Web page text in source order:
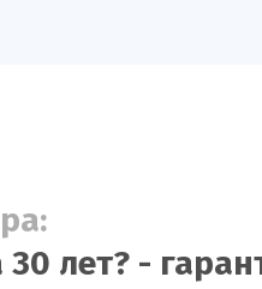
лет? -